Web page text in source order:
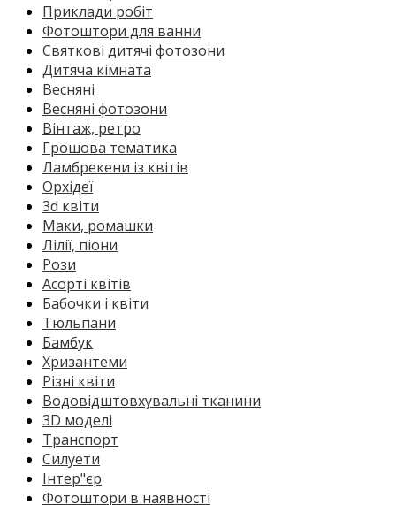
Приклади робіт
Фотоштори для ванни
Святкові дитячі фотозони
Дитяча кімната
Весняні
Весняні фотозони
Вінтаж, ретро
Грошова тематика
Ламбрекени із квітів
Орхідеї
3d квіти
Маки, ромашки
Лілії, піони
Рози
Асорті квітів
Бабочки і квіти
Тюльпани
Бамбук
Хризантеми
Різні квіти
Водовідштовхувальні тканини
3D моделі
Транспорт
Силуети
Інтер"єр
Фотоштори в наявності